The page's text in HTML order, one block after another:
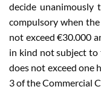
decide
compulsory when
not exceed €30.000
in kind not subject
does not exceed one
3 of the Commercial